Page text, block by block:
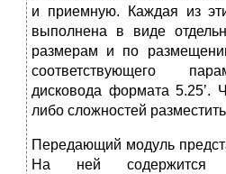
и приемную. Каждая из
выполнена в виде
размерам и по
соответствующего
дисковода формата 5.25’.
либо сложностей
Передающий модуль
На ней содержится